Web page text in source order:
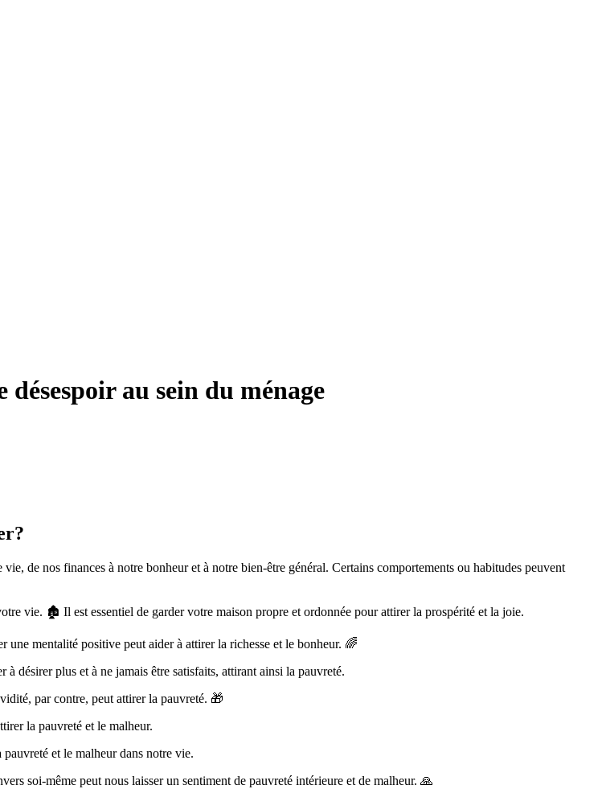
au sein du ménage
de nos finances à notre bonheur et à notre bien-être général. Certains comportements ou habitudes peuvent
vie. 🏚️ Il est essentiel de garder votre maison propre et ordonnée pour attirer la prospérité et la joie.
une mentalité positive peut aider à attirer la richesse et le bonheur. 🌈
désirer plus et à ne jamais être satisfaits, attirant ainsi la pauvreté.
par contre, peut attirer la pauvreté. 🎁
la pauvreté et le malheur.
et le malheur dans notre vie.
soi-même peut nous laisser un sentiment de pauvreté intérieure et de malheur. 🙏